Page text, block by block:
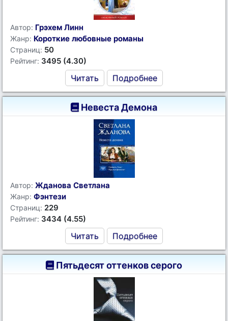
Автор: Грэхем Линн
Жанр: Короткие любовные романы
Страниц: 50
Рейтинг: 3495 (4.30)
Читать Подробнее
Невеста Демона
Автор: Жданова Светлана
Жанр: Фэнтези
Страниц: 229
Рейтинг: 3434 (4.55)
Читать Подробнее
Пятьдесят оттенков серого